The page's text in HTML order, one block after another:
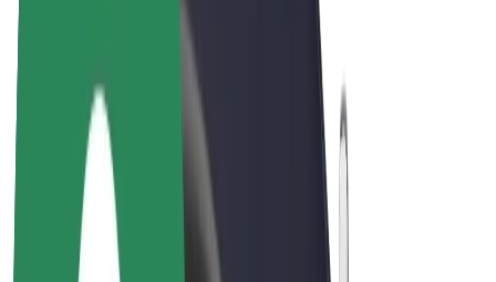
Ingresos de conductor/a
Repartidores
Ingresos de repartidor
Comercios de Bolt Food
Flotas
Franquicias